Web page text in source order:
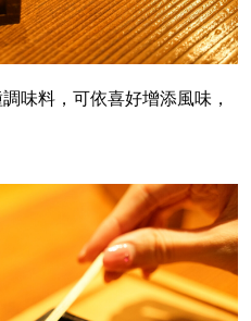
味料，可依喜好增添風味，